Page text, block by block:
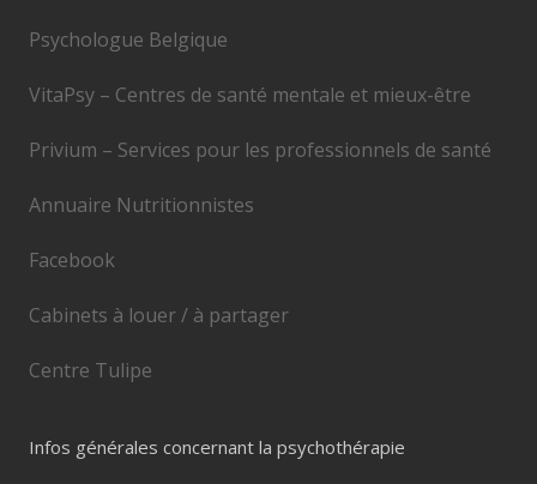
Psychologue Belgique
VitaPsy – Centres de santé mentale et mieux-être
Privium – Services pour les professionnels de santé
Annuaire Nutritionnistes
Facebook
Cabinets à louer / à partager
Centre Tulipe
Infos générales concernant la psychothérapie